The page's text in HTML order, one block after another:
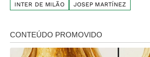
INTER DE MILÃO JOSEP MARTÍNEZ